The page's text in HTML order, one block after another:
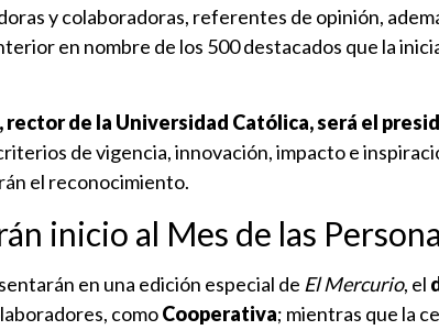
y colaboradoras, referentes de opinión,
en nombre de los 500 destacados que la
rector de la Universidad Católica, será el
de vigencia, innovación, impacto e
el reconocimiento.
inicio al Mes de las
en una edición especial de El Mercurio, el
comoCooperativa; mientras que la